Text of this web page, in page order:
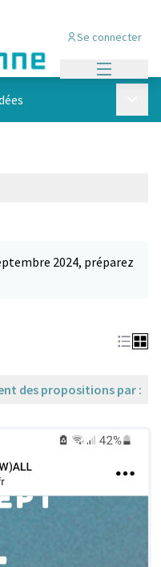
Se connecter
2024, préparez
des propositions par :